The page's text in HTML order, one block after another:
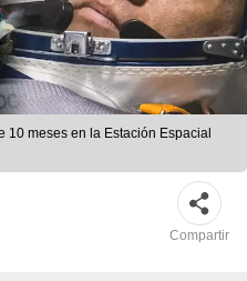
10 meses en la Estación Espacial
Compartir